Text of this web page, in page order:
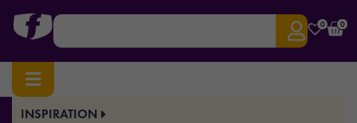
0 0
INSPIRATION
Hem/Display & Event /